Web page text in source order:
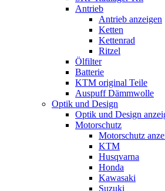
Antrieb
Antrieb anzeigen
Ketten
Kettenrad
Ritzel
Ölfilter
Batterie
KTM original Teile
Auspuff Dämmwolle
Optik und Design
Optik und Design
Motorschutz
Motorschutz
KTM
Husqvarna
Honda
Kawasaki
Suzuki